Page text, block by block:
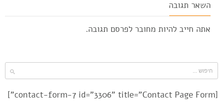
השאר תגובה
אתה חייב להיות מחובר לפרסם תגובה.
[contact-form-7 id="3306" title="Contact Page Form"]